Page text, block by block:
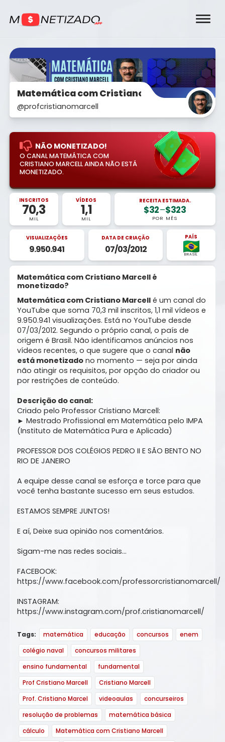
Matemática com Cristiano Marcell
@profcristianomarcell
NÃO MONETIZADO!
O CANAL MATEMÁTICA COM
CRISTIANO MARCELL AINDA NÃO ESTÁ
MONETIZADO.
INSCRITOS
70,3
MIL
VÍDEOS
1,1
MIL
RECEITA ESTIMADA.
$32–$323
POR MÊS
VISUALIZAÇÕES
9.950.941
DATA DE CRIAÇÃO
07/03/2012
PAÍS
BRASIL
Matemática com Cristiano Marcell é
monetizado?
Matemática com Cristiano Marcell é um canal do
YouTube que soma 70,3 mil inscritos, 1,1 mil vídeos e
9.950.941 visualizações. Está no YouTube desde
07/03/2012. Segundo o próprio canal, o país de
origem é Brasil. Não identificamos anúncios nos
vídeos recentes, o que sugere que o canal não
está monetizado no momento — seja por ainda
não atingir os requisitos, por opção do criador ou
por restrições de conteúdo.
Descrição do canal:
Criado pelo Professor Cristiano Marcell:
► Mestrado Profissional em Matemática pelo IMPA
(Instituto de Matemática Pura e Aplicada)
PROFESSOR DOS COLÉGIOS PEDRO II E SÃO BENTO NO
RIO DE JANEIRO
A equipe desse canal se esforça e torce para que
você tenha bastante sucesso em seus estudos.
ESTAMOS SEMPRE JUNTOS!
E aí, Deixe sua opinião nos comentários.
Sigam-me nas redes sociais...
FACEBOOK:
https://www.facebook.com/professorcristianomarcell/
INSTAGRAM:
https://www.instagram.com/prof.cristianomarcell/
Tags: matemática educação concursos
enem
colégio naval
concursos militares
ensino fundamental
fundamental
Prof Cristiano Marcell
Cristiano Marcell
Prof. Cristiano Marcel
videoaulas
concurseiros
resolução de problemas
matemática básica
cálculo
Matemática com Cristiano Marcell